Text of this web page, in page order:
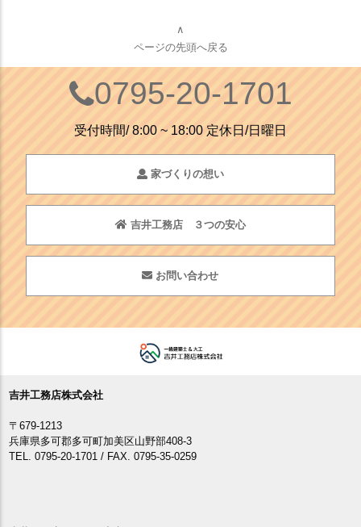
∧
ページの先頭へ戻る
0795-20-1701
受付時間/ 8:00 ~ 18:00 定休日/日曜日
家づくりの想い
吉井工務店 ３つの安心
お問い合わせ
吉井工務店株式会社
〒679-1213
兵庫県多可郡多可町加美区山野部408-3
TEL. 0795-20-1701 / FAX. 0795-35-0259